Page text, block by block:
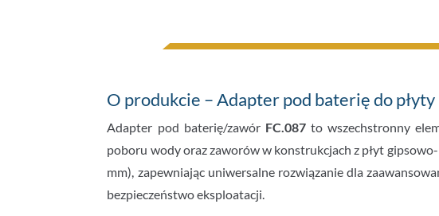
O produkcie – Adapter pod baterię do płyty
Adapter pod baterię/zawór FC.087to wszechstronny
poboru wody oraz zaworów w konstrukcjach z płyt
mm), zapewniając uniwersalne rozwiązanie dla
bezpieczeństwo eksploatacji.